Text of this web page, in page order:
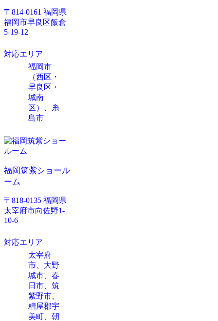
〒814-0161 福岡県
福岡市早良区飯倉
5-19-12
対応エリア
福岡市
（西区・
早良区・
城南
区）、糸
島市
福岡筑紫ショール
ーム
〒818-0135 福岡県
太宰府市向佐野1-
10-6
対応エリア
太宰府
市、大野
城市、春
日市、筑
紫野市、
糟屋郡宇
美町、朝